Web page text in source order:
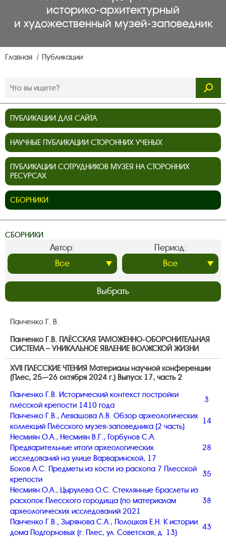
историко‑архитектурный
и художественный музей‑заповедник
Главная Публикации
ПУБЛИКАЦИИ ДЛЯ САЙТА
НАУЧНЫЕ ПУБЛИКАЦИИ СТОРОННИХ УЧЕНЫХ
ПУБЛИКАЦИИ СОТРУДНИКОВ МУЗЕЯ НА СТОРОННИХ
РЕСУРСАХ
СБОРНИКИ
СБОРНИКИ
Автор: Период:
Выбрать
Панченко Г. В.
Панченко Г.В. ПЛЁССКАЯ ТАМОЖЕННО-ОБОРОНИТЕЛЬНАЯ
СИСТЕМА – УНИКАЛЬНОЕ ЯВЛЕНИЕ ВОЛЖСКОЙ ЖИЗНИ
XVII ПЛЕССКИЕ ЧТЕНИЯ Материалы научной конференции
(Плес, 25-–26 октября 2024 г.) Выпуск 17, часть 2
Панченко Г.В. Исторический контекст постройки
плёсской крепости 1410 года
3
Панченко Г.В., Левашова Л.В. Обзор археологических
коллекций Плёсского музея-заповедника (2 часть)
14
Несмиян О.А., Несмиян В.Г., Горбунов С.А.
Предварительные итоги археологических
исследований на улице Варваринской, 17
28
Боков А.С. Предметы из кости из раскопа 7 Плесской
крепости
35
Несмиян.О.А., Цырулева О.С. Стеклянные браслеты из
раскопок Плесского городища (по материалам
археологических исследований 2021
38
Панченко Г.В., Зырянова С.А., Полоцкая Е.Н. К истории
дома Подгорновых (г. Плес, ул. Советская, д. 13)
43